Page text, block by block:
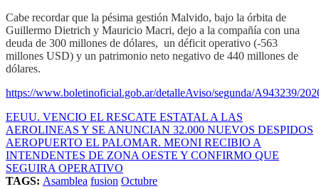
Cabe recordar que la pésima gestión Malvido, bajo la órbita de
Guillermo Dietrich y Mauricio Macri, dejo a la compañía con una
deuda de 300 millones de dólares, un déficit operativo (-563
millones USD) y un patrimonio neto negativo de 440 millones de
dólares.
https://www.boletinoficial.gob.ar/detalleAviso/segunda/A943239/
EEUU. VENCIO EL RESCATE ESTATAL A LAS
AEROLINEAS Y SE ANUNCIAN 32.000 NUEVOS DESPIDOS
AEROPUERTO EL PALOMAR. MEONI RECIBIO A
INTENDENTES DE ZONA OESTE Y CONFIRMO QUE
SEGUIRA OPERATIVO
TAGS: Asamblea fusion Octubre